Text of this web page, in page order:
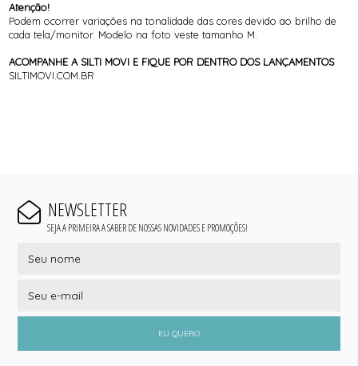
Atenção!
Podem ocorrer variações na tonalidade das cores devido ao brilho de
cada tela/monitor. Modelo na foto veste tamanho M.
ACOMPANHE A SILTI MOVI E FIQUE POR DENTRO DOS LANÇAMENTOS
SILTIMOVI.COM.BR
NEWSLETTER
SEJA A PRIMEIRA A SABER DE NOSSAS NOVIDADES E PROMOÇÕES!
EU QUERO